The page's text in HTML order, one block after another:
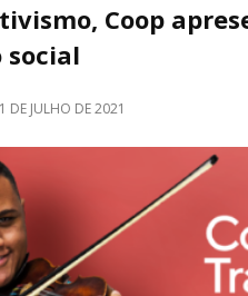
Coop
1 DE JULHO DE 2021